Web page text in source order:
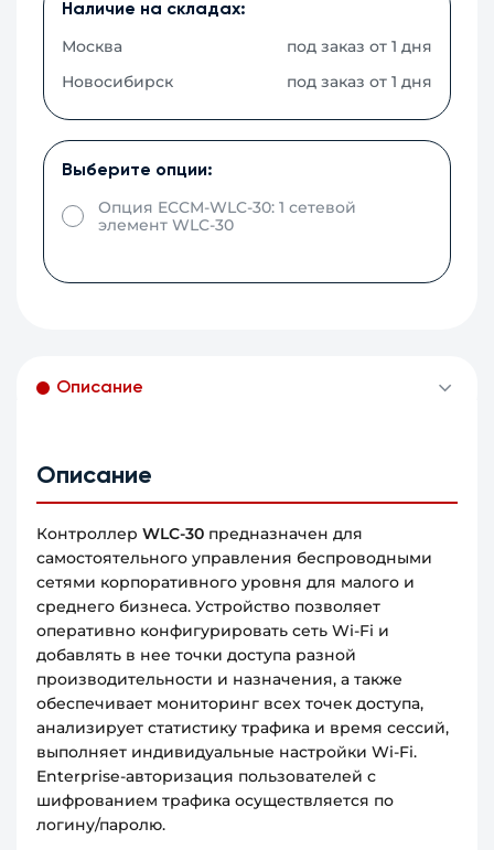
Наличие на складах:
Москва
под заказ от 1 дня
Новосибирск
под заказ от 1 дня
Выберите опции:
Опция ECCM-WLC-30: 1 сетевой
элемент WLC-30
Описание
Описание
КонтроллерWLC-30 предназначен для
самостоятельного управления беспроводными
сетями корпоративного уровня для малого и
среднего бизнеса. Устройство позволяет
оперативно конфигурировать сеть Wi-Fi и
добавлять в нее точки доступа разной
производительности и назначения, а также
обеспечивает мониторинг всех точек доступа,
анализирует статистику трафика и время сессий,
выполняет индивидуальные настройки Wi-Fi.
Enterprise-авторизация пользователей с
шифрованием трафика осуществляется по
логину/паролю.